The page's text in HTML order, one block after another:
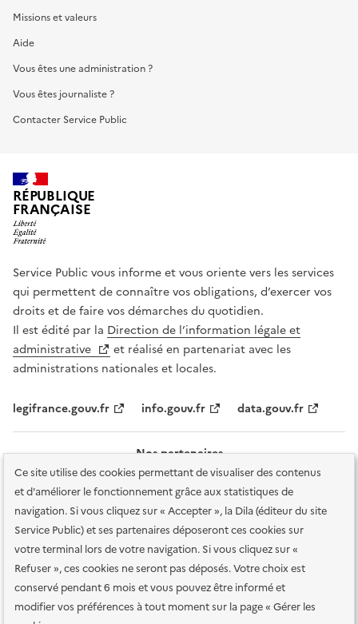
Ce site utilise des cookies permettant de visualiser des contenus
et d'améliorer le fonctionnement grâce aux statistiques de
navigation. Si vous cliquez sur « Accepter », la Dila (éditeur du site
Service Public) et ses partenaires déposeront ces cookies sur
votre terminal lors de votre navigation. Si vous cliquez sur «
Refuser », ces cookies ne seront pas déposés. Votre choix est
conservé pendant 6 mois et vous pouvez être informé et
modifier vos préférences à tout moment sur la page « Gérer les
Missions et valeurs
Aide
Vous êtes une administration ?
Vous êtes journaliste ?
Contacter Service Public
RÉPUBLIQUE
FRANÇAISE
Service Public vous informe et vous oriente vers les services
qui permettent de connaître vos obligations, d’exercer vos
droits et de faire vos démarches du quotidien.
Il est édité par la Direction de l’information légale et
administrative
et réalisé en partenariat avec les
administrations nationales et locales.
legifrance.gouv.fr info.gouv.fr data.gouv.fr
Nos partenaires
Plan du site Accessibilité : totalement conforme
Accessibilité des
services en ligne Mentions légales Données personnelles et sécurité
Conditions générales d'utilisation Gestion des cookies